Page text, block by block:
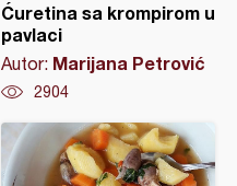
Ćuretina sa krompirom u
pavlaci
Autor: Marijana Petrović
2904